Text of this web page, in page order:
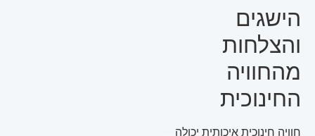
הישגים
והצלחות
מהחוויה
החינוכית
חוויה חינוכית איכותית יכולה